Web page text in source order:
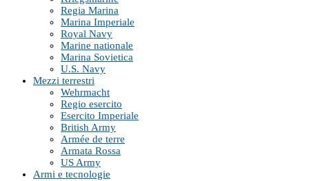
Regia Marina
Marina Imperiale
Royal Navy
Marine nationale
Marina Sovietica
U.S. Navy
Mezzi terrestri
Wehrmacht
Regio esercito
Esercito Imperiale
British Army
Armée de terre
Armata Rossa
US Army
Armi e tecnologie